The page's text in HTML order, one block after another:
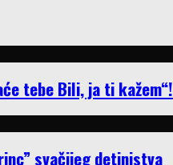
tebe Bili, ja ti kažem“!
svačijeg detinjstva